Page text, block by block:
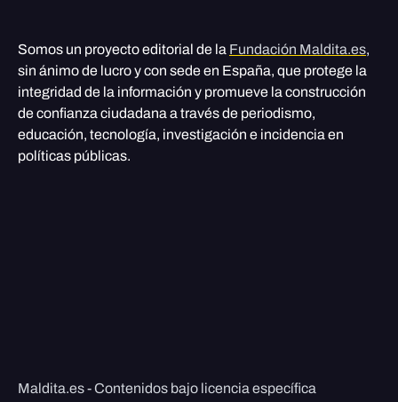
Somos un proyecto editorial de la Fundación Maldita.es,
sin ánimo de lucro y con sede en España, que protege la
integridad de la información y promueve la construcción
de confianza ciudadana a través de periodismo,
educación, tecnología, investigación e incidencia en
políticas públicas.
Maldita.es - Contenidos bajo licencia específica